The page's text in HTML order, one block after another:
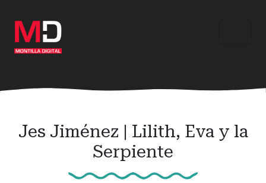
contenido
principal
Jes Jiménez | Lilith, Eva y la
Serpiente